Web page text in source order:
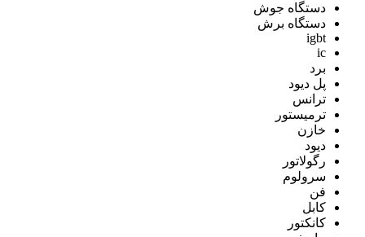
دستگاه جوش
دستگاه برش
igbt
ic
برد
پل دیود
ترانس
ترمیستور
خازن
دیود
رگولاتور
سرولوم
فن
کابل
کانکتور